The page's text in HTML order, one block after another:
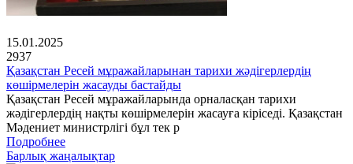
15.01.2025
2937
Қазақстан Ресей мұражайларынан тарихи жәдігерлердің
көшірмелерін жасауды бастайды
Қазақстан Ресей мұражайларында орналасқан тарихи
жәдігерлердің нақты көшірмелерін жасауға кіріседі. Қазақстан
Мәдениет министрлігі бұл тек р
Подробнее
Барлық жаңалықтар